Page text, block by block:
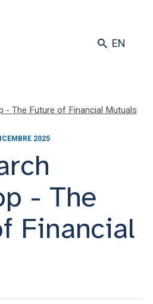
EN
- The Future of Financial Mutuals
2025
- The
Financial